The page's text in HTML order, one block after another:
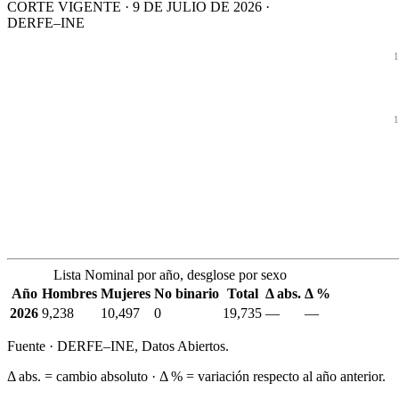
CORTE VIGENTE · 9 DE JULIO DE 2026 ·
DERFE–INE
Lista Nominal por año, desglose por sexo
Año Hombres Mujeres No binario Total Δ abs. Δ %
2026 9,238 10,497 0 19,735 — —
Fuente · DERFE–INE, Datos Abiertos.
Δ abs. = cambio absoluto · Δ % = variación respecto al año anterior.